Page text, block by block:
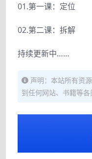
01.第一课：定位
02.第二课：拆解
持续更新中……
声明：本站所有资
到任何网站、书籍等